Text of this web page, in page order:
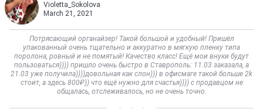
Violetta_Sokolova
March 21, 2021
Потрясающий органайзер! Такой большой и удобный! Пришёл
упакованный очень тщательно и аккуратно в мягкую пленку типа
поролона, ровный и не помятый! Качество класс! Ещё мои внуки будут
пользоваться)))) пришло очень быстро в Ставрополь: 11.03 заказала, а
21.03 уже получила))))довольная как слон))) в офисмаге такой больше 2k
стоит, а здесь 800₽)) что ещё нужно для счастья)))) с продавцом не
общалась, отслеживалось, но не очень точно.